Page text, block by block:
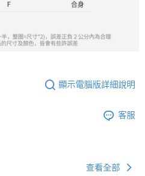
顯示電腦版詳細說明
客服
查看全部